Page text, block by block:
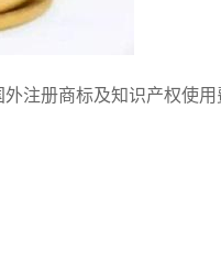
外注册商标及知识产权使